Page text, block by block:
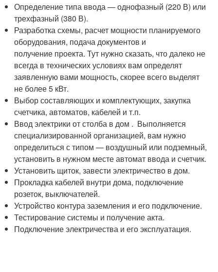
Определение типа ввода — однофазный (220 В) или
трехфазный (380 В).
Разработка схемы, расчет мощности планируемого
оборудования, подача документов и
получение проекта. Тут нужно сказать, что далеко не
всегда в технических условиях вам определят
заявленную вами мощность, скорее всего выделят
не более 5 кВт.
Выбор составляющих и комплектующих, закупка
счетчика, автоматов, кабелей и т.п.
Ввод электрики от столба в дом . Выполняется
специализированной организацией, вам нужно
определиться с типом — воздушный или подземный,
установить в нужном месте автомат ввода и счетчик.
Установить щиток, завести электричество в дом.
Прокладка кабелей внутри дома, подключение
розеток, выключателей.
Устройство контура заземления и его подключение.
Тестирование системы и получение акта.
Подключение электричества и его эксплуатация.